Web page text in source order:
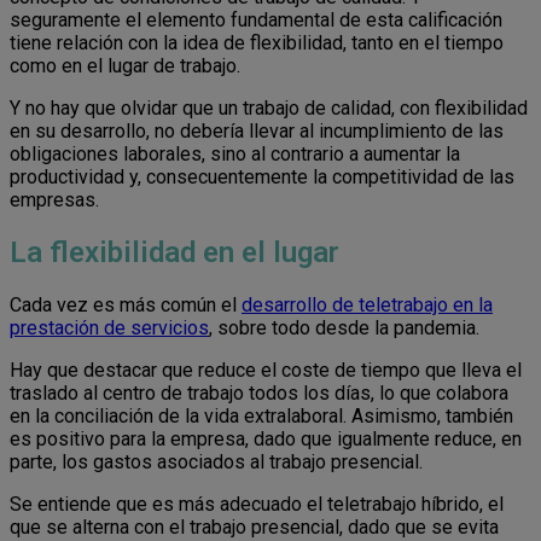
seguramente el elemento fundamental de esta calificación
tiene relación con la idea de flexibilidad, tanto en el tiempo
como en el lugar de trabajo.
Y no hay que olvidar que un trabajo de calidad, con flexibilidad
en su desarrollo, no debería llevar al incumplimiento de las
obligaciones laborales, sino al contrario a aumentar la
productividad y, consecuentemente la competitividad de las
empresas.
La flexibilidad en el lugar
Cada vez es más común el desarrollo de teletrabajo en la
prestación de servicios, sobre todo desde la pandemia.
Hay que destacar que reduce el coste de tiempo que lleva el
traslado al centro de trabajo todos los días, lo que colabora
en la conciliación de la vida extralaboral. Asimismo, también
es positivo para la empresa, dado que igualmente reduce, en
parte, los gastos asociados al trabajo presencial.
Se entiende que es más adecuado el teletrabajo híbrido, el
que se alterna con el trabajo presencial, dado que se evita